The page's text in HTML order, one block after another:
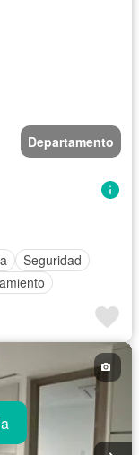
Departamento
Seguridad